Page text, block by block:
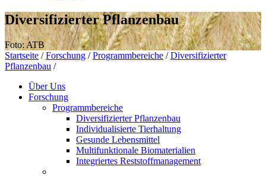
Diversifizierter Pflanzenbau
Foto: ATB
Startseite / Forschung / Programmbereiche / Diversifizierter
Pflanzenbau /
Über Uns
Forschung
Programmbereiche
Diversifizierter Pflanzenbau
Individualisierte Tierhaltung
Gesunde Lebensmittel
Multifunktionale Biomaterialien
Integriertes Reststoffmanagement